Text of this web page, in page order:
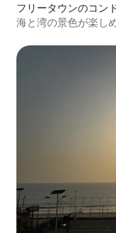
フリータウンのコン
海と湾の景色が楽し